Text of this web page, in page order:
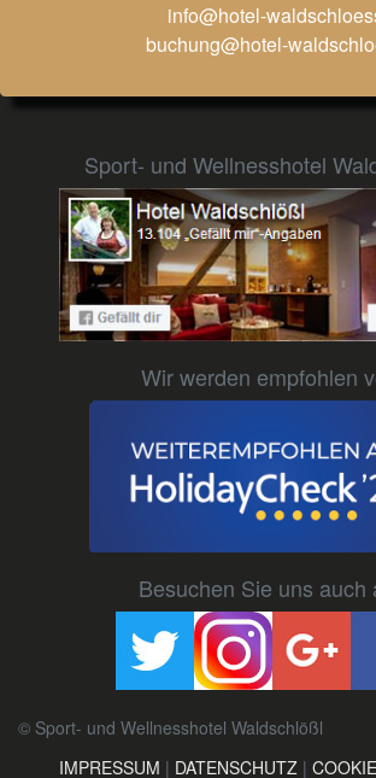
info@hotel-
buchung@hotel-
Sport- und Wellnesshotel
Wir werden empfohlen
Besuchen Sie uns auch
© Sport- und Wellnesshotel Waldschlößl
IMPRESSUM | DATENSCHUTZ |